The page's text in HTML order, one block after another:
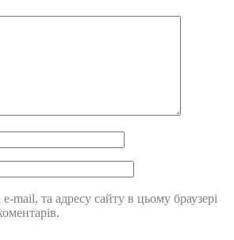
mail, та адресу сайту в цьому браузері